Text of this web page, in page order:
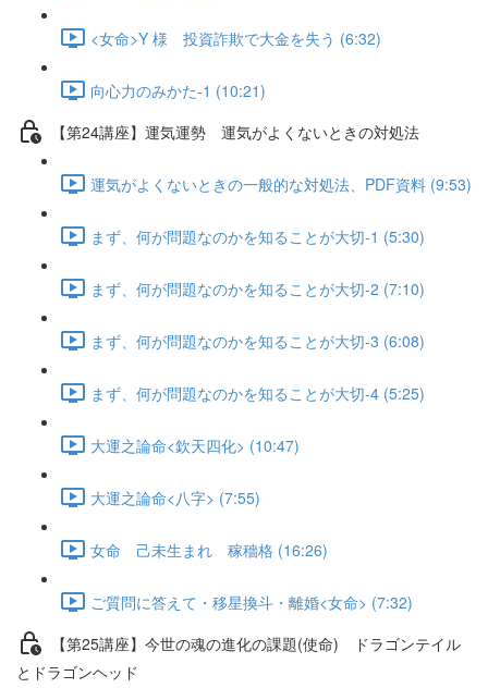
<女命>Y 様 投資詐欺で大金を失う (6:32)
向心力のみかた-1 (10:21)
【第24講座】運気運勢 運気がよくないときの対処法
運気がよくないときの一般的な対処法、PDF資料 (9:53)
まず、何が問題なのかを知ることが大切-1 (5:30)
まず、何が問題なのかを知ることが大切-2 (7:10)
まず、何が問題なのかを知ることが大切-3 (6:08)
まず、何が問題なのかを知ることが大切-4 (5:25)
大運之論命<欽天四化> (10:47)
大運之論命<八字> (7:55)
女命 己未生まれ 稼穡格 (16:26)
ご質問に答えて・移星換斗・離婚<女命> (7:32)
【第25講座】今世の魂の進化の課題(使命) ドラゴンテイル
とドラゴンヘッド